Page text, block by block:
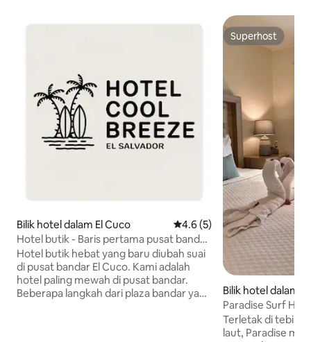
Bilik hotel dalam El Cuco Penarafan purata 4.6
4.6 (5)
Hotel butik - Baris pertama pusat bandar
El Cuco
Hotel butik hebat yang baru diubah suai
di pusat bandar El Cuco. Kami adalah
hotel paling mewah di pusat bandar.
Beberapa langkah dari plaza bandar yang
Superhost
Superhost
Bilik hotel dalam
Paradise Surf
Terletak di tebing
laut, Paradise